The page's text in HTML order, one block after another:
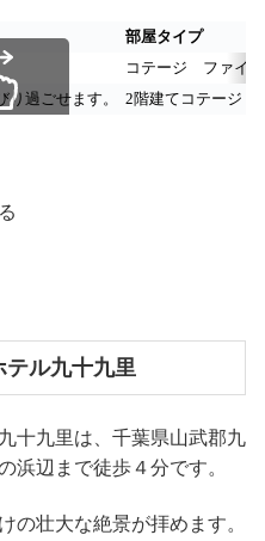
部屋タイプ
コテージ ファイ
過ごせます。
2階建てコテージ
ル九十九里
十九里は、千葉県山武郡九
浜辺まで徒歩４分です。
の壮大な絶景が拝めます。